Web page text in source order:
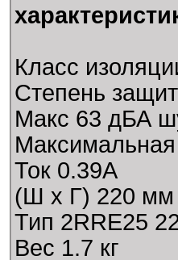
Класс
Степень
Макс 63 дБА
Максимальная
Ток 0.39А
(Ш х Г) 220
Тип 2RRE25
Вес 1.7 кг